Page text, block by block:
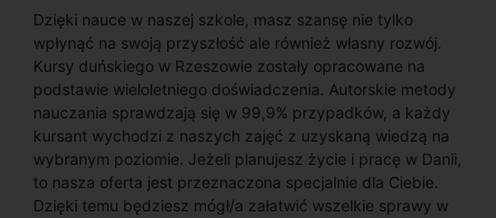
Dzięki nauce w naszej szkole, masz szansę nie tylko
wpłynąć na swoją przyszłość ale również własny rozwój.
Kursy duńskiego w Rzeszowie zostały opracowane na
podstawie wieloletniego doświadczenia. Autorskie metody
nauczania sprawdzają się w 99,9% przypadków, a każdy
kursant wychodzi z naszych zajęć z uzyskaną wiedzą na
wybranym poziomie. Jeżeli planujesz życie i pracę w Danii,
to nasza oferta jest przeznaczona specjalnie dla Ciebie.
Dzięki temu będziesz mógł/a załatwić wszelkie sprawy w